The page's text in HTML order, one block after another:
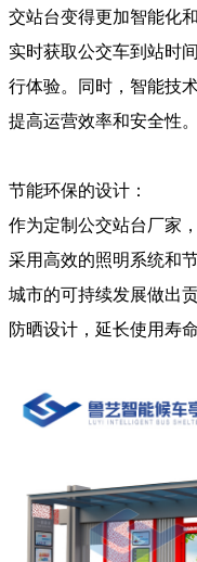
交站台变得更加智能化
实时获取公交车到站时
行体验。同时，智能技
提高运营效率和安全性。
节能环保的设计：
作为定制公交站台厂家
采用高效的照明系统和
城市的可持续发展做出
防晒设计，延长使用寿